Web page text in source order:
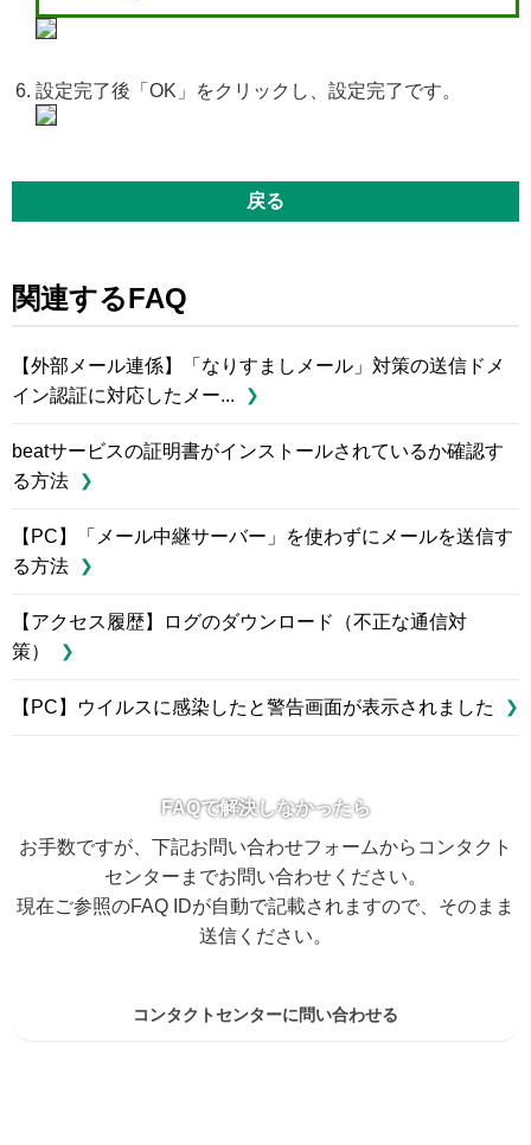
設定完了後「OK」をクリックし、設定完了です。
戻る
関連するFAQ
【外部メール連係】「なりすましメール」対策の送信ドメ
イン認証に対応したメー...
beatサービスの証明書がインストールされているか確認す
る方法
【PC】「メール中継サーバー」を使わずにメールを送信す
る方法
【アクセス履歴】ログのダウンロード（不正な通信対
策）
【PC】ウイルスに感染したと警告画面が表示されました
FAQで解決しなかったら
お手数ですが、下記お問い合わせフォームからコンタクト
センターまでお問い合わせください。
現在ご参照のFAQ IDが自動で記載されますので、そのまま
送信ください。
コンタクトセンターに問い合わせる